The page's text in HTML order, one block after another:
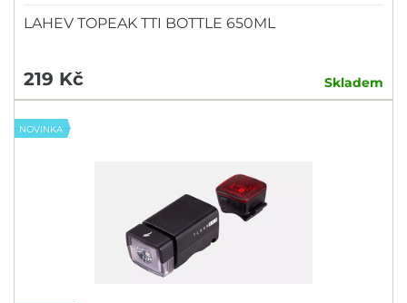
LAHEV TOPEAK TTI BOTTLE 650ML
219 Kč Skladem
NOVINKA